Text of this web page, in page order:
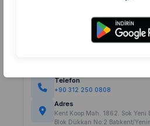
Telefon
+90 312 250 0808
Adres
Kent Koop Mah. 1862. Sok Yeni
Blok Dükkan No:2 Batıkent/